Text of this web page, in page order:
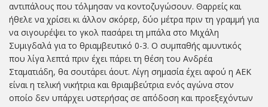
αντιπάλους που τόλμησαν να κοντοζυγώσουν. Θαρρείς και
ήθελε να χρίσει κι άλλον σκόρερ, δύο μέτρα πριν τη γραμμή για
να σιγουρέψει το γκολ πασάρει τη μπάλα στο Μιχάλη
Συμιγδαλά για το θριαμβευτικό 0-3. Ο συμπαθής αμυντικός
που λίγα λεπτά πριν έχει πάρει τη θέση του Ανδρέα
Σταματιάδη, θα σουτάρει άουτ. Λίγη σημασία έχει αφού η ΑΕΚ
είναι η τελική νικήτρια και θριαμβεύτρια ενός αγώνα στον
οποίο δεν υπάρχει υστερήσας σε απόδοση και προεξεχόντων